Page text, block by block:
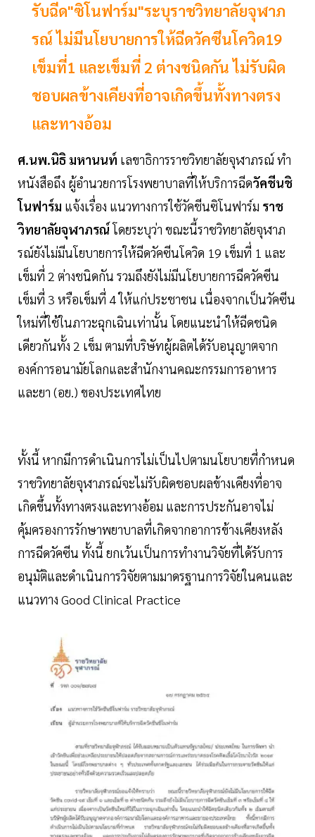
รับฉีด"ซิโนฟาร์ม"ระบุราชวิทยาลัยจุฬาภ
รณ์ ไม่มีนโยบายการให้ฉีดวัคซีนโควิด19
เข็มที่1 และเข็มที่ 2 ต่างชนิดกัน ไม่รับผิด
ชอบผลข้างเคียงที่อาจเกิดขึ้นทั้งทางตรง
และทางอ้อม
ศ.นพ.นิธิ มหานนท์ เลขาธิการราชวิทยาลัยจุฬาภรณ์ ทำ
หนังสือถึง ผู้อำนวยการโรงพยาบาลที่ให้บริการฉีดวัคชีนชิ
โนฟาร์ม แจ้งเรื่อง แนวทางการใช้วัคชีนซิโนฟาร์ม ราช
วิทยาลัยจุฬาภรณ์โดยระบุว่า ขณะนี้ราชวิทยาลัยจุฬาภ
รณ์ยังไม่มีนโยบายการให้ฉีดวัคซีนโควิด 19 เข็มที่ 1 และ
เข็มที่ 2 ต่างชนิดกัน รวมถึงยังไม่มีนโยบายการฉีควัคซีน
เข็มที่ 3 หรือเข็มที่ 4 ให้แก่ประชาชน เนื่องจากเป็นวัคซีน
ใหม่ที่ใช้ในภาวะฉุกเฉินเท่านั้น โดยแนะนำให้ฉีดชนิด
เดียวกันทั้ง 2 เข็ม ตามที่บริษัทผู้ผลิตได้รับอนุญาตจาก
องค์การอนามัยโลกและสำนักงานคณะกรรมการอาหาร
และยา (อย.) ของประเทศไทย
ทั้งนี้ หากมีการดำเนินการไม่เป็นไปตามนโยบายที่กำหนด
ราชวิทยาลัยจุฬาภรณ์จะไม่รับผิดชอบผลข้างเคียงที่อาจ
เกิดขึ้นทั้งทางตรงและทางอ้อม และการประกันอาจไม่
คุ้มครองการรักษาพยาบาลที่เกิดจากอาการข้างเคียงหลัง
การฉีดวัคซีน ทั้งนี้ ยกเว้นเป็นการทำงานวิจัยที่ได้รับการ
อนุมัติและดำเนินการวิจัยตามมาดรฐานการวิจัยในคนและ
แนวทาง Good Clinical Practice